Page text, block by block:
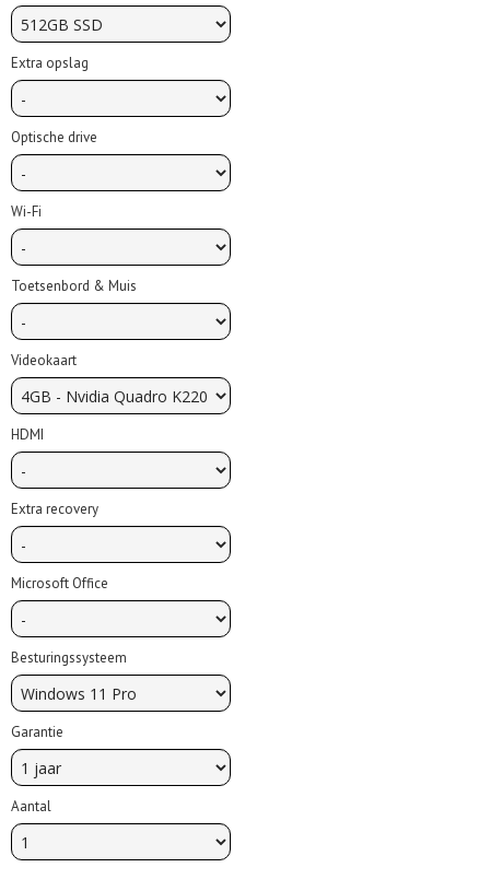
Extra opslag
Optische drive
Wi-Fi
Toetsenbord & Muis
Videokaart
HDMI
Extra recovery
Microsoft Office
Besturingssysteem
Garantie
Aantal